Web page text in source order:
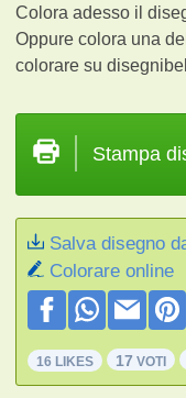
Colora adesso il
Oppure colora una
colorare su
Stampa
Salva disegno
Colorare online
16 LIKES 17 VOTI